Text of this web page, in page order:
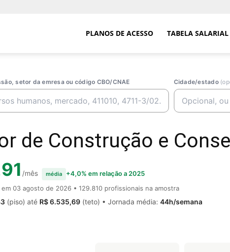
PLANOS DE ACESSO TABELA SALARIAL
setor da emresa ou código CBO/CNAE Cidade/estado
de Construção e
/mês média
+4,0% em relação a 2025
em 03 agosto de 2026 • 129.810 profissionais na amostra
(piso) até R$ 6.535,69 (teto) • Jornada média: 44h/semana